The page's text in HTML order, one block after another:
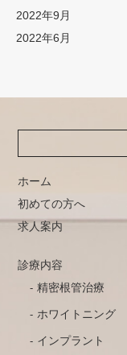
2022年9月
2022年6月
ホーム
初めての方へ
求人案内
診療内容
精密根管治療
ホワイトニング
インプラント